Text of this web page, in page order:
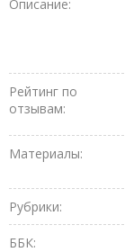
Описание:
Рейтинг по
отзывам:
Материалы:
Рубрики:
ББК: